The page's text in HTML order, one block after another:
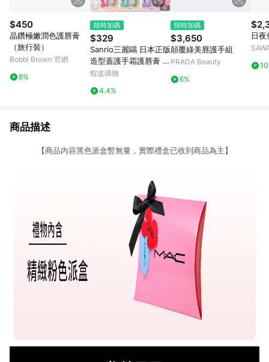
$450
晶鑽極嫩潤色護唇膏
（旅行裝）
Bobbi Brown 官網
8%
限時加碼
$329
Sanrio三麗鷗 日本正版
造型蓋護手霜護唇膏 保
濕組合禮盒 美樂蒂大耳
日送禮
蝦皮購物
4.4%
限時加碼
$3,650
顛覆綠美唇護手組
PRADA Beauty
6%
日
商品描述
【商品內容黑色派盒暫無量，實際禮盒已收到商品為主】